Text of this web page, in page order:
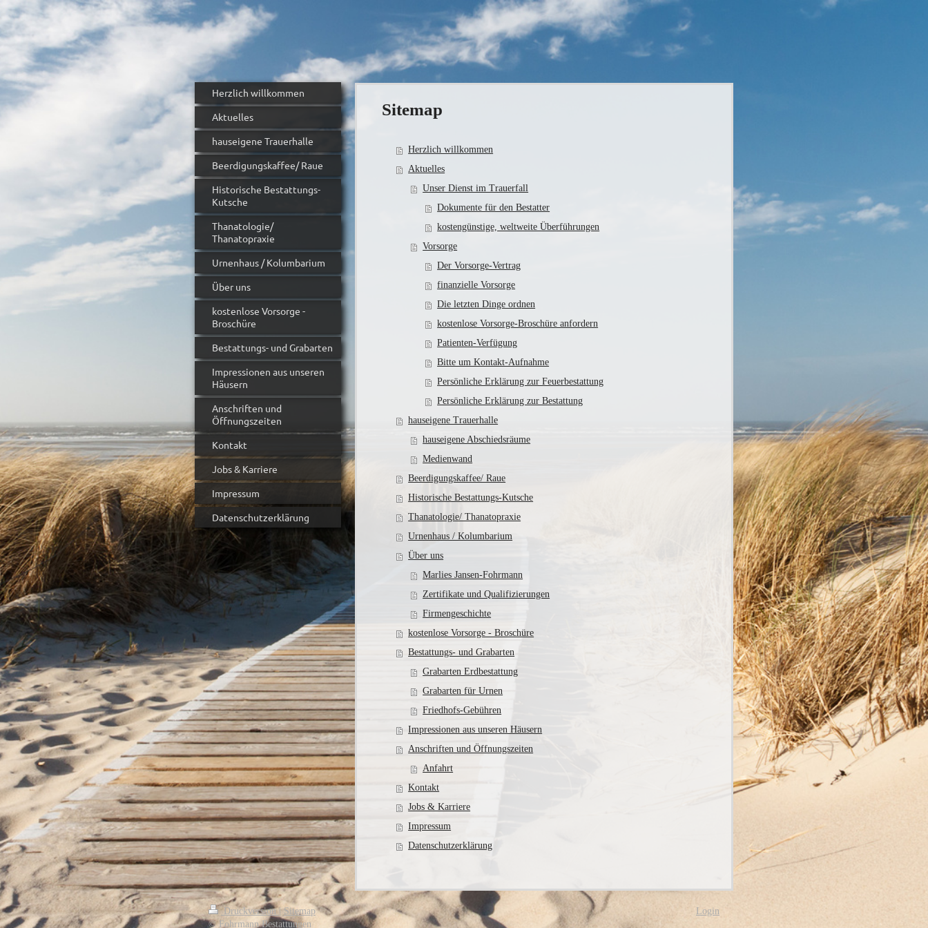
Herzlich willkommen
Aktuelles
hauseigene Trauerhalle
Beerdigungskaffee/ Raue
Historische Bestattungs-
Kutsche
Thanatologie/
Thanatopraxie
Urnenhaus / Kolumbarium
Über uns
kostenlose Vorsorge -
Broschüre
Bestattungs- und Grabarten
Impressionen aus unseren
Häusern
Anschriften und
Öffnungszeiten
Kontakt
Jobs & Karriere
Impressum
Datenschutzerklärung
Sitemap
Herzlich willkommen
Aktuelles
Unser Dienst im Trauerfall
Dokumente für den Bestatter
kostengünstige, weltweite Überführungen
Vorsorge
Der Vorsorge-Vertrag
finanzielle Vorsorge
Die letzten Dinge ordnen
kostenlose Vorsorge-Broschüre anfordern
Patienten-Verfügung
Bitte um Kontakt-Aufnahme
Persönliche Erklärung zur Feuerbestattung
Persönliche Erklärung zur Bestattung
hauseigene Trauerhalle
hauseigene Abschiedsräume
Medienwand
Beerdigungskaffee/ Raue
Historische Bestattungs-Kutsche
Thanatologie/ Thanatopraxie
Urnenhaus / Kolumbarium
Über uns
Marlies Jansen-Fohrmann
Zertifikate und Qualifizierungen
Firmengeschichte
kostenlose Vorsorge - Broschüre
Bestattungs- und Grabarten
Grabarten Erdbestattung
Grabarten für Urnen
Friedhofs-Gebühren
Impressionen aus unseren Häusern
Anschriften und Öffnungszeiten
Anfahrt
Kontakt
Jobs & Karriere
Impressum
Datenschutzerklärung
Druckversion | Sitemap
© Fohrmann Bestattungen
Login